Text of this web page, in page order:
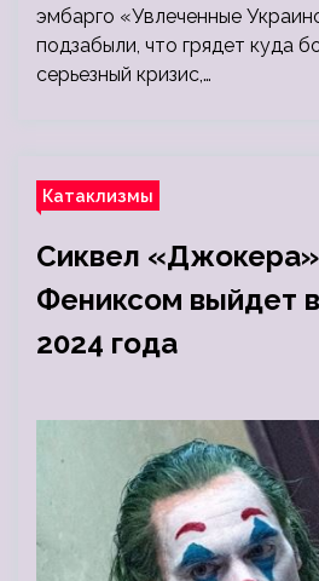
эмбарго «Увлеченные
подзабыли, что грядет куда
серьезный кризис,…
Катаклизмы
Сиквел
Фениксом выйдет
2024 года